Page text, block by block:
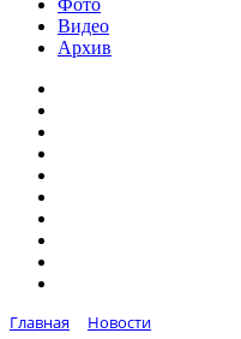
Фото
Видео
Архив
Главная
Новости